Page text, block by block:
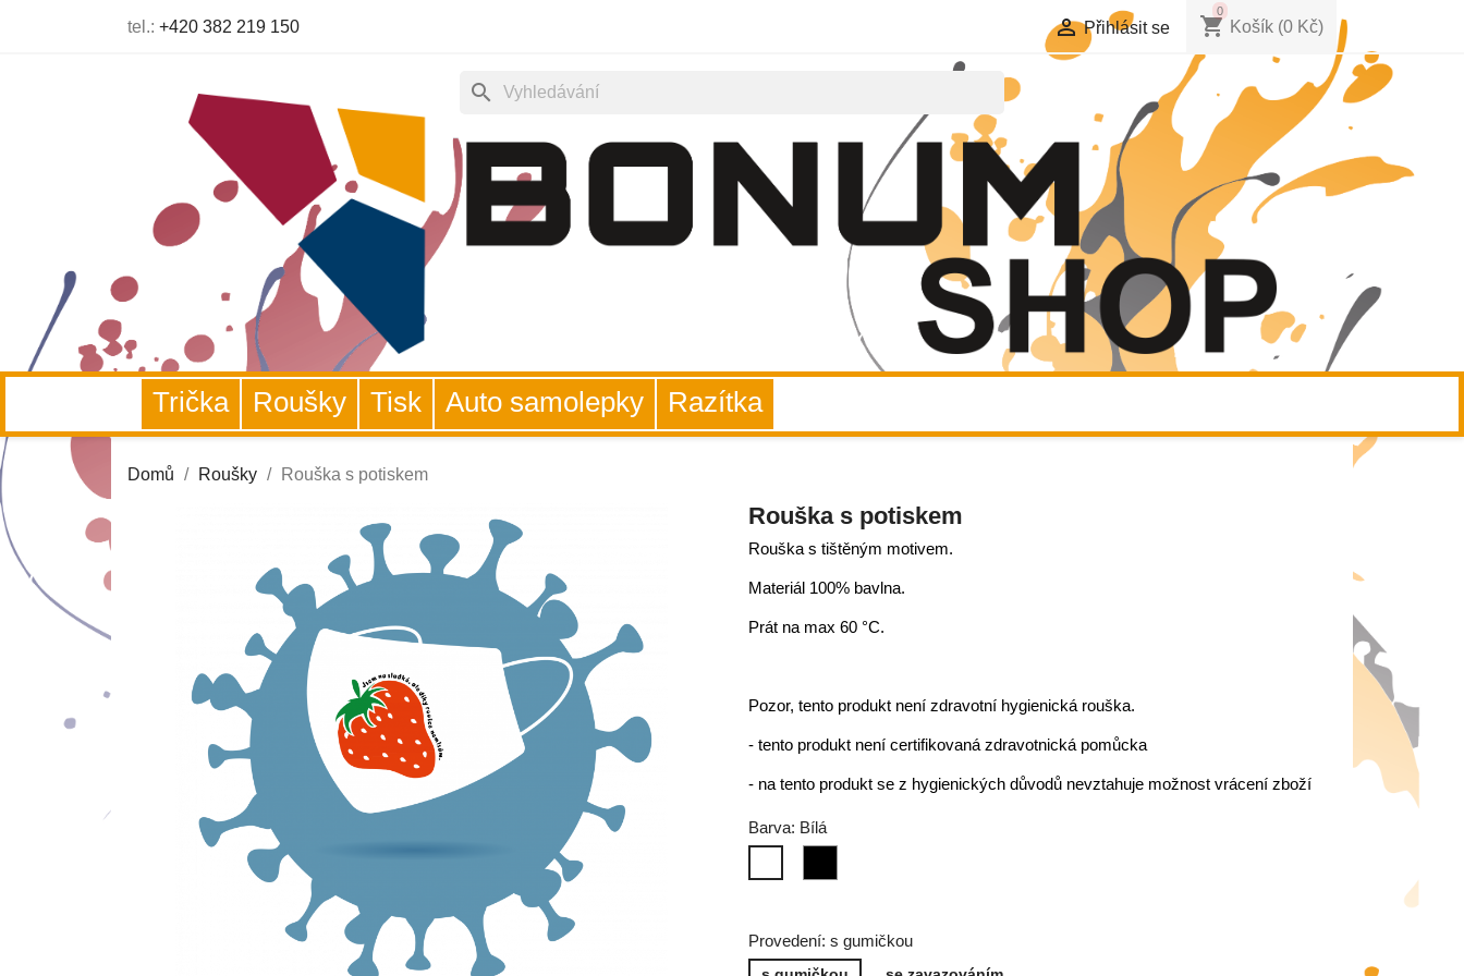
tel.: +420 382 219 150  Přihlásit se shopping_cart Košík
0
(0 Kč)
search
Trička Roušky Tisk Auto samolepky Razítka
Domů Roušky Rouška s potiskem
Rouška s potiskem
Rouška s tištěným motivem.
Materiál 100% bavlna.
Prát na max 60 °C.
Pozor, tento produkt není zdravotní hygienická rouška.
- tento produkt není certifikovaná zdravotnická pomůcka
- na tento produkt se z hygienických důvodů nevztahuje možnost vrácení zboží
Barva: Bílá
Provedení: s gumičkou